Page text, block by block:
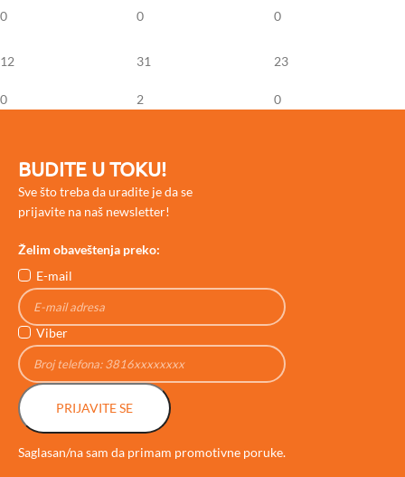
0 0 0
12
0
31
2
23
0
BUDITE U TOKU!
Sve što treba da uradite je da se
prijavite na naš newsletter!
Želim obaveštenja preko:
E-mail
Viber
PRIJAVITE SE
Saglasan/na sam da primam promotivne poruke.